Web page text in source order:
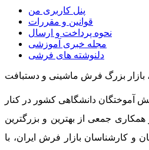
پنل کاربری من
قوانین و مقررات
نحوه پرداخت و ارسال
مجله خبری آموزشی
دلنوشته های فرشی
بازار بزرگ فرش ماشینی و دستبافت
آموختگان دانشگاهی کشور در کنار
جمعی از بهترین و بزرگترین
و کارشناسان بازار فرش ایران، با